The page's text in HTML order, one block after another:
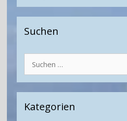
Suchen
nach:
Kategorien